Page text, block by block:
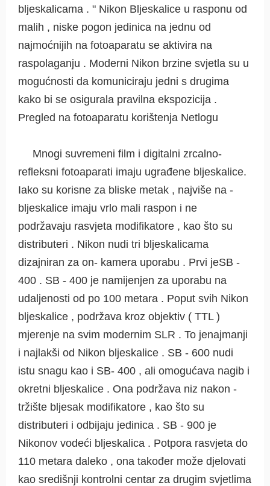
bljeskalicama . " Nikon Bljeskalice u rasponu od
malih , niske pogon jedinica na jednu od
najmoćnijih na fotoaparatu se aktivira na
raspolaganju . Moderni Nikon brzine svjetla su u
mogućnosti da komuniciraju jedni s drugima
kako bi se osigurala pravilna ekspozicija .
Pregled na fotoaparatu korištenja Netlogu
Mnogi suvremeni film i digitalni zrcalno-
refleksni fotoaparati imaju ugrađene bljeskalice.
Iako su korisne za bliske metak , najviše na -
bljeskalice imaju vrlo mali raspon i ne
podržavaju rasvjeta modifikatore , kao što su
distributeri . Nikon nudi tri bljeskalicama
dizajniran za on- kamera uporabu . Prvi jeSB -
400 . SB - 400 je namijenjen za uporabu na
udaljenosti od po 100 metara . Poput svih Nikon
bljeskalice , podržava kroz objektiv ( TTL )
mjerenje na svim modernim SLR . To jenajmanji
i najlakši od Nikon bljeskalice . SB - 600 nudi
istu snagu kao i SB- 400 , ali omogućava nagib i
okretni bljeskalice . Ona podržava niz nakon -
tržište bljesak modifikatore , kao što su
distributeri i odbijaju jedinica . SB - 900 je
Nikonov vodeći bljeskalica . Potpora rasvjeta do
110 metara daleko , ona također može djelovati
kao središnji kontrolni centar za drugim svjetlima